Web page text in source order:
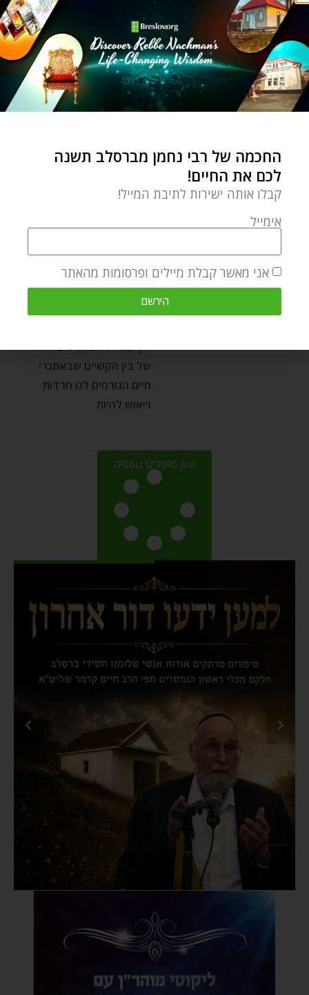
יז בתמוז תשעה באב ושלושת השבועות
אל תשכחו את הלב
הלב, גם אם נדמה לנו
Yehudis Golshevsky
יולי 24, 2022
איך נוכל להשתמש בחוויות
של בין הקשיים שבאתגרי
חיים הגורמים לנו חרדות
וייאוש להיות
טען מאמרים נוספים
החכמה של רבי נחמן מברסלב תשנה
לכם את החיים!
קבלו אותה ישירות לתיבת המייל!
אימייל
אני מאשר קבלת מיילים ופרסומות מהאתר
הירשם